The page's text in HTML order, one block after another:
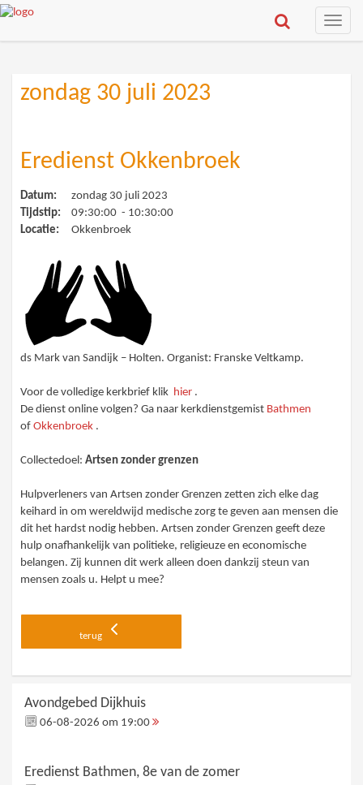
Toggle
zondag 30 juli 2023
Eredienst Okkenbroek
Datum:
zondag 30 juli 2023
Tijdstip:
09:30:00 - 10:30:00
Locatie:
Okkenbroek
ds Mark van Sandijk – Holten. Organist: Franske Veltkamp.
Voor de volledige kerkbrief klik hier .
De dienst online volgen? Ga naar kerkdienstgemist Bathmen
ofOkkenbroek .
Collectedoel:Artsen zonder grenzen
Hulpverleners van Artsen zonder Grenzen zetten zich elke dag
keihard in om wereldwijd medische zorg te geven aan mensen die
dit het hardst nodig hebben. Artsen zonder Grenzen geeft deze
hulp onafhankelijk van politieke, religieuze en economische
belangen. Zij kunnen dit werk alleen doen dankzij steun van
mensen zoals u. Helpt u mee?
terug
Avondgebed Dijkhuis
06-08-2026 om 19:00
Eredienst Bathmen, 8e van de zomer